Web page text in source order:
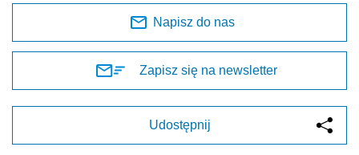
Napisz do nas
Zapisz się na newsletter
Udostępnij